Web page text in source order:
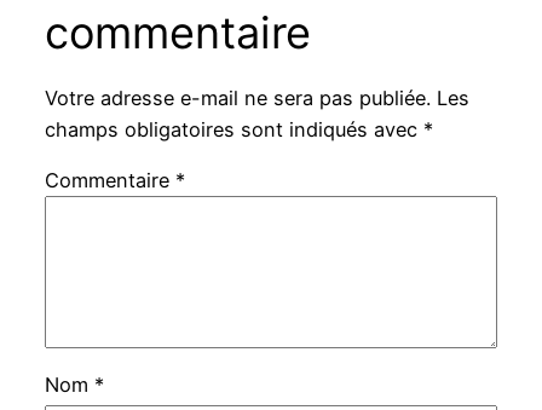
commentaire
Votre adresse e-mail ne sera pas publiée. Les
champs obligatoires sont indiqués avec *
Commentaire *
Nom *